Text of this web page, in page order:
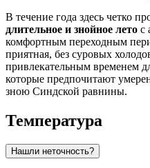
В течение года здесь четко
длительное и знойное лето с
комфортным переходным
приятная, без суровых
привлекательным временем
которые предпочитают
зною Синдской равнины.
Температура
Нашли неточность?